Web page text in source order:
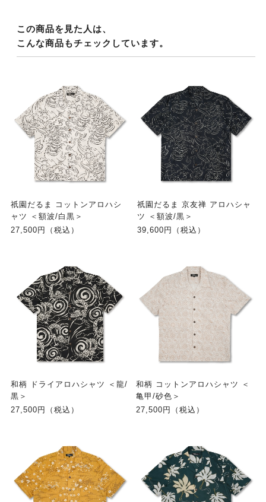
この商品を見た人は、
こんな商品もチェックしています。
祇園だるま コットンアロハシ
ャツ ＜額波/白黒＞
27,500円（税込）
祇園だるま 京友禅 アロハシャ
ツ ＜額波/黒＞
39,600円（税込）
和柄 ドライアロハシャツ ＜龍/
黒＞
27,500円（税込）
和柄 コットンアロハシャツ ＜
亀甲/砂色＞
27,500円（税込）